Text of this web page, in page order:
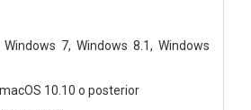
7, Windows 8.1, Windows
10.10 o posterior